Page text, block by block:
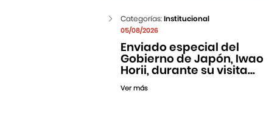
Categorías:Institucional
05/08/2026
Enviado especial del
Gobierno de Japón, Iwao
Horii, durante su visita...
Ver más